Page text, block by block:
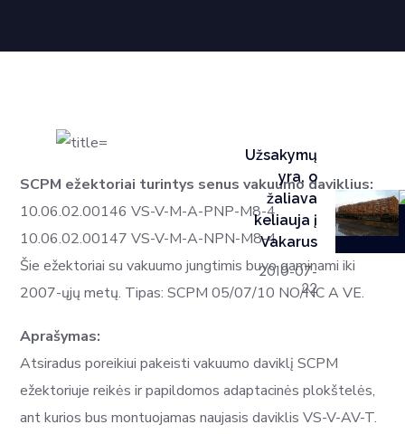
SCPM ežektoriai turintys senus vakuumo daviklius:
10.06.02.00146 VS-V-M-A-PNP-M8-4
10.06.02.00147 VS-V-M-A-NPN-M8-4
Šie ežektoriai su vakuumo jungtimis buvo gaminami iki
2007-ųjų metų. Tipas: SCPM 05/07/10 NO/NC A VE.
Aprašymas:
Atsiradus poreikiui pakeisti vakuumo daviklį SCPM
ežektoriuje reikės ir papildomos adaptacinės plokštelės,
ant kurios bus montuojamas naujasis daviklis VS-V-AV-T.
Užsakymų
yra, o
žaliava
keliauja į
Vakarus
2010-07-
22